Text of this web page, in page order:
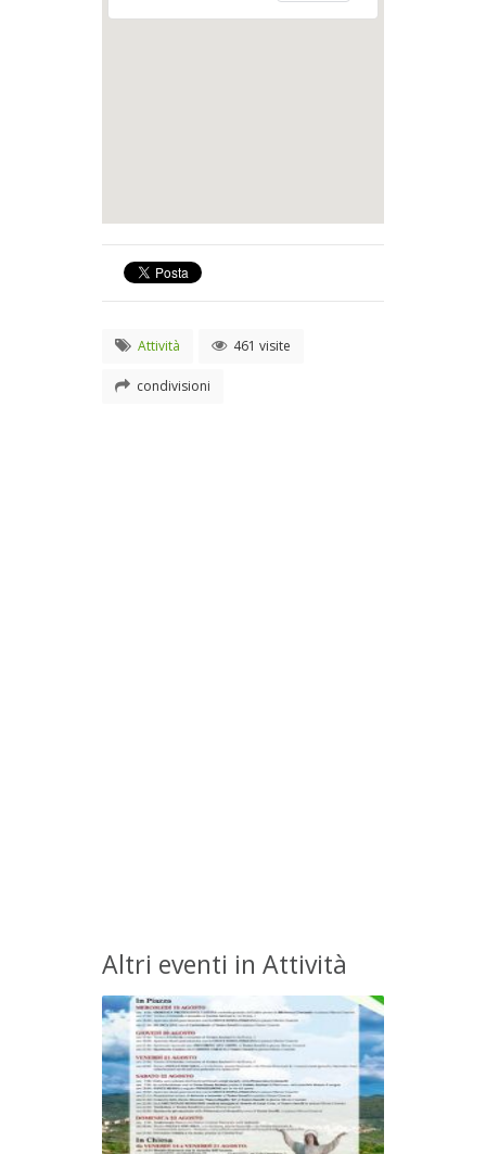
Attività 461 visite
condivisioni
Altri eventi in Attività